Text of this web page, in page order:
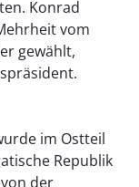
Konrad
vom
gewählt,
im Ostteil
Republik
der